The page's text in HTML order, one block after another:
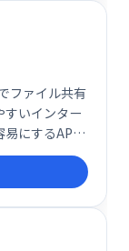
ファイル共有
すいインター
易にするAPI
有したい個人
る開発者に